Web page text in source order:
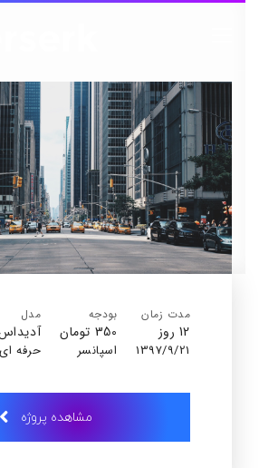
مدت زمان
1397/9/21
بودجه
350 تومان
اسپانسر
مدل
آدیداس
حرفه ای
مشاهده پروژه